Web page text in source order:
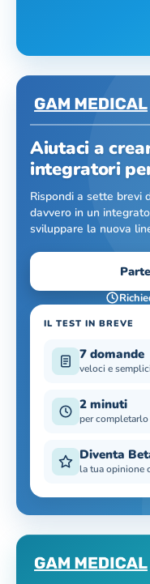
Aiutaci a
integratori
Rispondi a sette brevi
davvero in un
sviluppare la nuova
IL TEST IN BREVE
7 domande
veloci e semplici
2 minuti
per completarlo
Diventa
la tua opinione